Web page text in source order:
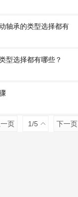
轴承的类型选择都有
型选择都有哪些？
一页 1/5 下一页